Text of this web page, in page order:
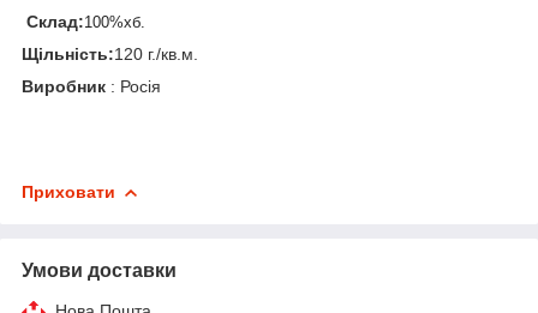
Склад:100%хб.
Щільність:120 г./кв.м.
Виробник : Росія
Приховати
Умови доставки